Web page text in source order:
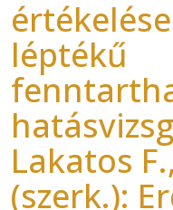
léptékű
Lakatos
(szerk.):